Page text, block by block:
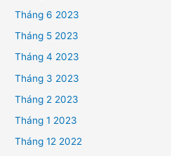
Tháng 6 2023
Tháng 5 2023
Tháng 4 2023
Tháng 3 2023
Tháng 2 2023
Tháng 1 2023
Tháng 12 2022